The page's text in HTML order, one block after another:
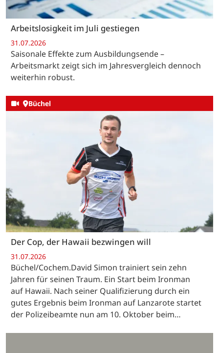
Arbeitslosigkeit im Juli gestiegen
31.07.2026
Saisonale Effekte zum Ausbildungsende –
Arbeitsmarkt zeigt sich im Jahresvergleich dennoch
weiterhin robust.
Büchel
Der Cop, der Hawaii bezwingen will
31.07.2026
Büchel/Cochem.David Simon trainiert sein zehn
Jahren für seinen Traum. Ein Start beim Ironman
auf Hawaii. Nach seiner Qualifizierung durch ein
gutes Ergebnis beim Ironman auf Lanzarote startet
der Polizeibeamte nun am 10. Oktober beim…